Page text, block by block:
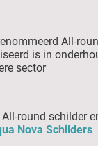
All-
is in
sector
round schilder
Nova Schilders